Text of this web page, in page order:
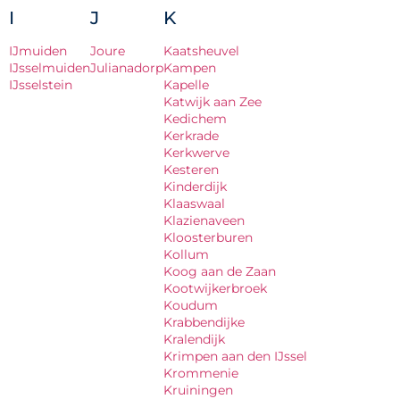
I
IJmuiden
IJsselmuiden
IJsselstein
J
Joure
Julianadorp
K
Kaatsheuvel
Kampen
Kapelle
Katwijk aan Zee
Kedichem
Kerkrade
Kerkwerve
Kesteren
Kinderdijk
Klaaswaal
Klazienaveen
Kloosterburen
Kollum
Koog aan de Zaan
Kootwijkerbroek
Koudum
Krabbendijke
Kralendijk
Krimpen aan den IJssel
Krommenie
Kruiningen